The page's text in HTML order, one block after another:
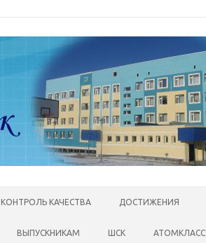
КОНТРОЛЬ КАЧЕСТВА ДОСТИЖЕНИЯ
ВЫПУСКНИКАМ ШСК АТОМКЛАСС